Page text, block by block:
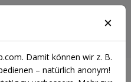
Damit können wir z. B.
– natürlich anonym!